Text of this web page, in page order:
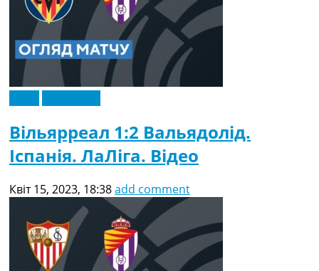
Вільярреал 1:2 Вальядолід.
Іспанія. ЛаЛіга. Відео
Квіт 15, 2023, 18:38add comment